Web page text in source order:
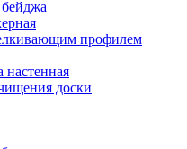
профилем
настенная
доски